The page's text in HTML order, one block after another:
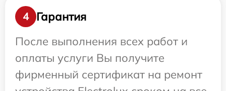
4
Гарантия
После выполнения всех работ и
оплаты услуги Вы получите
фирменный сертификат на ремонт